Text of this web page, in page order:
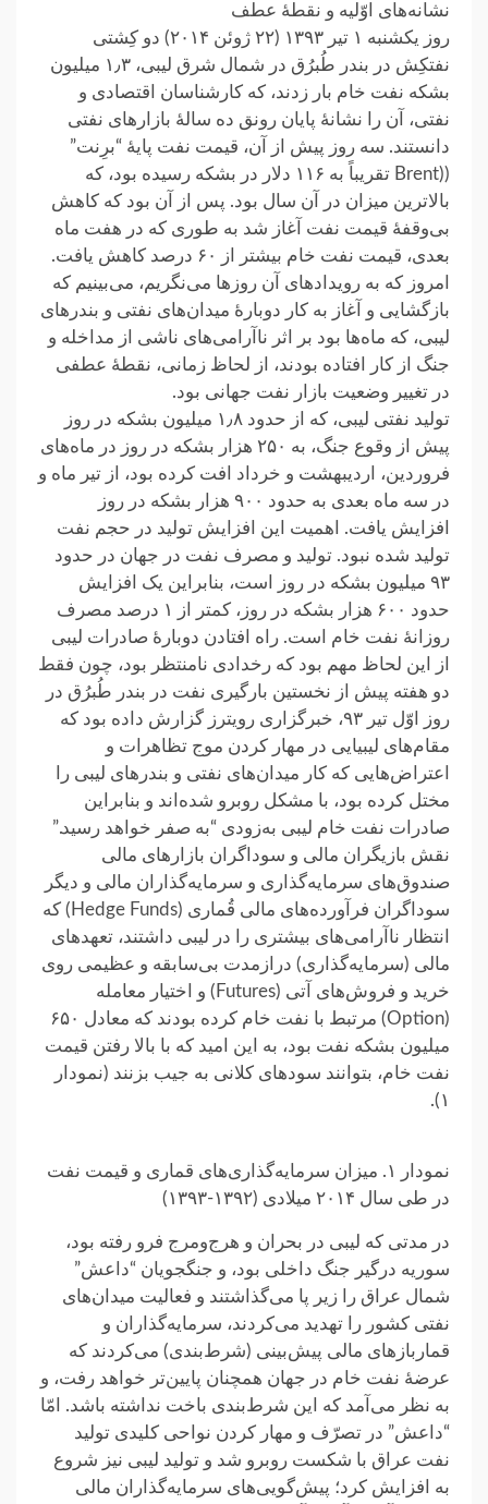
نشانه‌های اوّلیه و نقطهٔ عطف
روز یکشنبه ۱ تیر ۱۳۹۳ (۲۲ ژوئن ۲۰۱۴) دو کِشتی
نفتکِش در بندر طُبرُق در شمال شرق لیبی، ۱٫۳ میلیون
بشکه نفت خام بار زدند، که کارشناسان اقتصادی و
نفتی، آن را نشانهٔ پایان رونق ده سالهٔ بازارهای نفتی
دانستند. سه روز پیش از آن، قیمت نفت پایهٔ “برِنت”
((‌Brent تقریباً به ۱۱۶ دلار در بشکه رسیده بود، که
بالاترین میزان در آن سال بود. پس از آن بود که کاهش
بی‌وقفهٔ قیمت نفت آغاز شد به طوری که در هفت ماه
بعدی، قیمت نفت خام بیشتر از ۶۰ درصد کاهش یافت.
امروز که به رویدادهای آن روزها می‌نگریم، می‌بینیم که
بازگشایی و آغاز به کار دوبارهٔ میدان‌های نفتی و بندرهای
لیبی، که ماه‌ها بود بر اثر ناآرامی‌های ناشی از مداخله و
جنگ از کار افتاده بودند، از لحاظ زمانی، نقطهٔ عطفی
در تغییر وضعیت بازار نفت جهانی بود.
تولید نفتی لیبی، که از حدود ۱٫۸ میلیون بشکه در روز
پیش از وقوع جنگ، به ۲۵۰ هزار بشکه در روز در ماه‌های
فروردین، اردیبهشت و خرداد افت کرده بود، از تیر ماه و
در سه ماه بعدی به حدود ۹۰۰ هزار بشکه در روز
افزایش یافت. اهمیت این افزایش تولید در حجم نفت
تولید شده نبود. تولید و مصرف نفت در جهان در حدود
۹۳ میلیون بشکه در روز است، بنابراین یک افزایش
حدود ۶۰۰ هزار بشکه در روز، کمتر از ۱ درصد مصرف
روزانهٔ نفت خام است. راه افتادن دوبارهٔ صادرات لیبی
از این لحاظ مهم بود که رخدادی نامنتظر بود، چون فقط
دو هفته پیش از نخستین بارگیری نفت در بندر طُبرُق در
روز اوّل تیر ۹۳، خبرگزاری رویترز گزارش داده بود که
مقام‌های لیبیایی در مهار کردن موج تظاهرات و
اعتراض‌هایی که کار میدان‌های نفتی و بندرهای لیبی را
مختل کرده بود، با مشکل روبرو شده‌اند و بنابراین
صادرات نفت خام لیبی به‌زودی “به صفر خواهد رسید.”
نقش بازیگران مالی و سوداگران بازارهای مالی
صندوق‌های سرمایه‌گذاری و سرمایه‌گذاران مالی و دیگر
سوداگران فرآورده‌های مالی قُماری (Hedge Funds) که
انتظار ناآرامی‌های بیشتری را در لیبی داشتند، تعهدهای
مالی (سرمایه‌گذاری) درازمدت بی‌سابقه و عظیمی روی
خرید و فروش‌های آتی (Futures) و اختیار معامله
(Option) مرتبط با نفت خام کرده بودند که معادل ۶۵۰
میلیون بشکه نفت بود، به این امید که با بالا رفتن قیمت
نفت خام، بتوانند سودهای کلانی به جیب بزنند (نمودار
۱).
نمودار ۱. میزان سرمایه‌گذاری‌های قماری و قیمت نفت
در طی سال ۲۰۱۴ میلادی (۱۳۹۲-۱۳۹۳)
در مدتی که لیبی در بحران و هرج‌ومرج فرو رفته بود،
سوریه درگیر جنگ داخلی بود، و جنگجویان “داعش”
شمال عراق را زیر پا می‌گذاشتند و فعالیت میدان‌های
نفتی کشور را تهدید می‌کردند، سرمایه‌گذاران و
قماربازهای مالی پیش‌بینی (شرط‌بندی) می‌کردند که
عرضهٔ نفت خام در جهان همچنان پایین‌تر خواهد رفت، و
به نظر می‌آمد که این شرط‌بندی باخت نداشته باشد. امّا
“داعش” در تصرّف و مهار کردن نواحی کلیدی تولید
نفت عراق با شکست روبرو شد و تولید لیبی نیز شروع
به افزایش کرد؛ پیش‌گویی‌های سرمایه‌گذاران مالی